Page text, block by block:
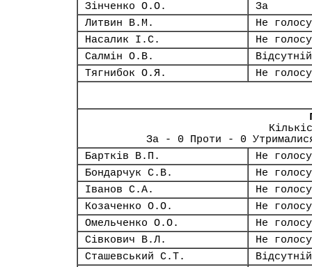
Зінченко О.О.
За
Литвин В.М.
Не
Насалик І.С.
Не
Салмін О.В.
Відсутній
Тягнибок О.Я.
Не
За - 0 Проти - 0
Бартків В.П.
Не
Бондарчук С.В.
Не
Іванов С.А.
Не
Козаченко О.О.
Не
Омельченко О.О.
Не
Сівкович В.Л.
Не
Сташевський С.Т.
Відсутній